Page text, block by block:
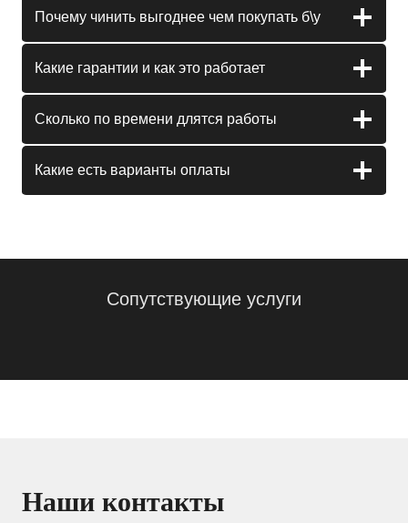
Почему чинить выгоднее чем покупать б\у
Какие гарантии и как это работает
Сколько по времени длятся работы
Какие есть варианты оплаты
Сопутствующие услуги
Наши контакты